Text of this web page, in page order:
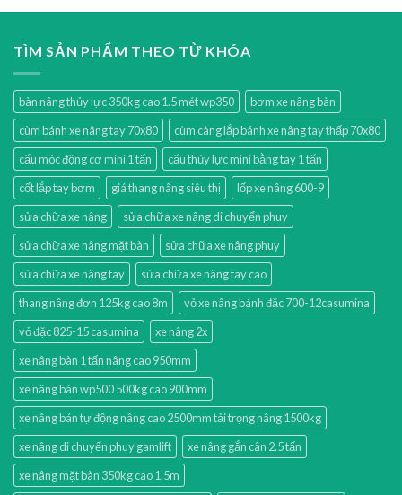
TÌM SẢN PHẨM THEO TỪ KHÓA
bàn nâng thủy lực 350kg cao 1.5 mét wp350
bơm xe nâng bàn
cùm bánh xe nâng tay 70x80
cùm càng lắp bánh xe nâng tay thấp 70x80
cẩu móc động cơ mini 1 tấn
cẩu thủy lực mini bằng tay 1 tấn
cốt lắp tay bơm
giá thang nâng siêu thị
lốp xe nâng 600-9
sửa chữa xe nâng
sửa chữa xe nâng di chuyển phuy
sửa chữa xe nâng mặt bàn
sửa chữa xe nâng phuy
sửa chữa xe nâng tay
sửa chữa xe nâng tay cao
thang nâng đơn 125kg cao 8m
vỏ xe nâng bánh đặc 700-12casumina
vỏ đặc 825-15 casumina
xe nâng 2x
xe nâng bàn 1 tấn nâng cao 950mm
xe nâng bàn wp500 500kg cao 900mm
xe nâng bán tự động nâng cao 2500mm tải trọng nâng 1500kg
xe nâng di chuyển phuy gamlift
xe nâng gắn cân 2.5 tấn
xe nâng mặt bàn 350kg cao 1.5m